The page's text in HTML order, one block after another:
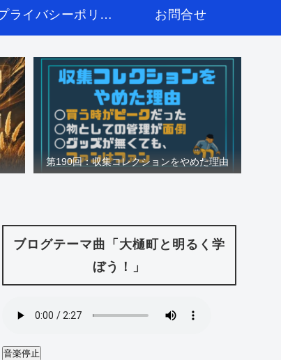
プライバシーポリシー お問合せ
第190回：収集コレクションをやめた理由
ブログテーマ曲「大樋町と明るく学
ぼう！」
音楽停止